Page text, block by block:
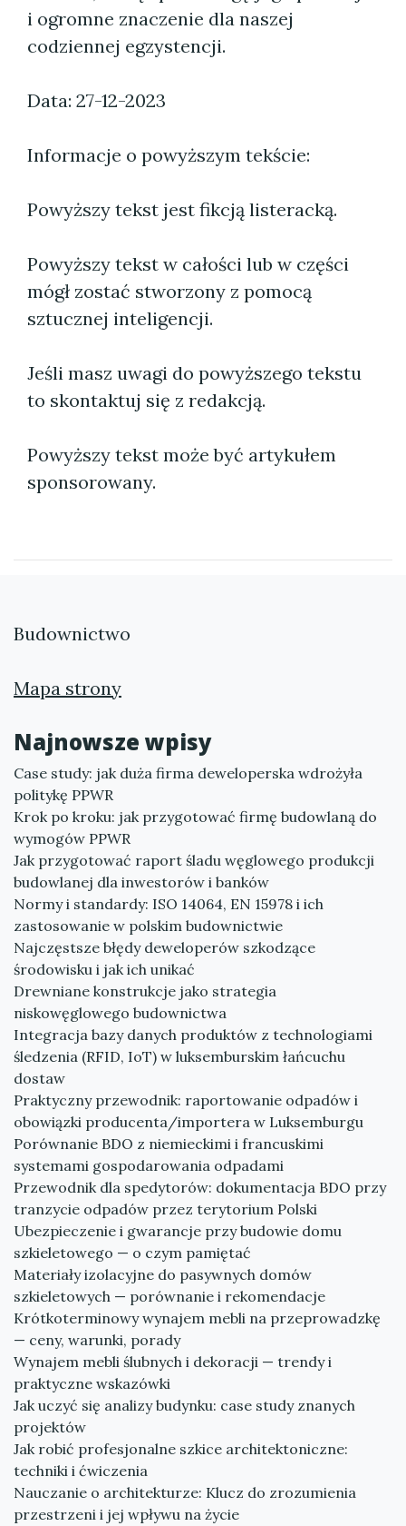
i ogromne znaczenie dla naszej
codziennej egzystencji.
Data: 27-12-2023
Informacje o powyższym tekście:
Powyższy tekst jest fikcją listeracką.
Powyższy tekst w całości lub w części
mógł zostać stworzony z pomocą
sztucznej inteligencji.
Jeśli masz uwagi do powyższego tekstu
to skontaktuj się z redakcją.
Powyższy tekst może być artykułem
sponsorowany.
Budownictwo
Mapa strony
Najnowsze wpisy
Case study: jak duża firma deweloperska wdrożyła
politykę PPWR
Krok po kroku: jak przygotować firmę budowlaną do
wymogów PPWR
Jak przygotować raport śladu węglowego produkcji
budowlanej dla inwestorów i banków
Normy i standardy: ISO 14064, EN 15978 i ich
zastosowanie w polskim budownictwie
Najczęstsze błędy deweloperów szkodzące
środowisku i jak ich unikać
Drewniane konstrukcje jako strategia
niskowęglowego budownictwa
Integracja bazy danych produktów z technologiami
śledzenia (RFID, IoT) w luksemburskim łańcuchu
dostaw
Praktyczny przewodnik: raportowanie odpadów i
obowiązki producenta/importera w Luksemburgu
Porównanie BDO z niemieckimi i francuskimi
systemami gospodarowania odpadami
Przewodnik dla spedytorów: dokumentacja BDO przy
tranzycie odpadów przez terytorium Polski
Ubezpieczenie i gwarancje przy budowie domu
szkieletowego — o czym pamiętać
Materiały izolacyjne do pasywnych domów
szkieletowych — porównanie i rekomendacje
Krótkoterminowy wynajem mebli na przeprowadzkę
— ceny, warunki, porady
Wynajem mebli ślubnych i dekoracji — trendy i
praktyczne wskazówki
Jak uczyć się analizy budynku: case study znanych
projektów
Jak robić profesjonalne szkice architektoniczne:
techniki i ćwiczenia
Nauczanie o architekturze: Klucz do zrozumienia
przestrzeni i jej wpływu na życie